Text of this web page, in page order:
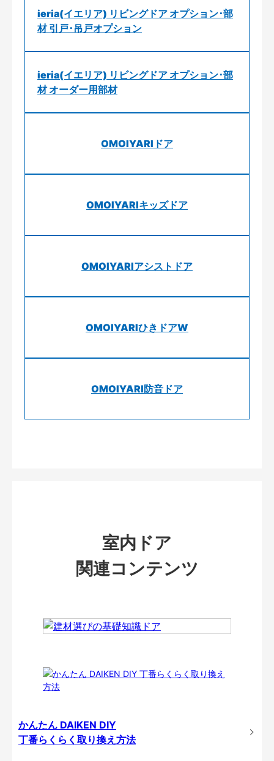
ieria(イエリア) リビングドア オプション･部
材 引戸･吊戸オプション
ieria(イエリア) リビングドア オプション･部
材 オーダー用部材
OMOIYARIドア
OMOIYARIキッズドア
OMOIYARIアシストドア
OMOIYARIひきドアW
OMOIYARI防音ドア
室内ドア
関連コンテンツ
かんたん DAIKEN DIY
丁番らくらく取り換え方法